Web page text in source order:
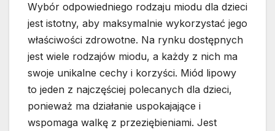
Wybór odpowiedniego rodzaju miodu dla dzieci
jest istotny, aby maksymalnie wykorzystać jego
właściwości zdrowotne. Na rynku dostępnych
jest wiele rodzajów miodu, a każdy z nich ma
swoje unikalne cechy i korzyści. Miód lipowy
to jeden z najczęściej polecanych dla dzieci,
ponieważ ma działanie uspokajające i
wspomaga walkę z przeziębieniami. Jest